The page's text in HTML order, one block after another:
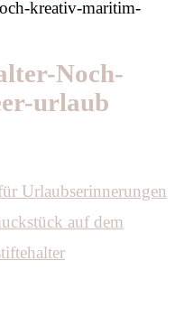
kreativ-maritim-
Noch-
urlaub